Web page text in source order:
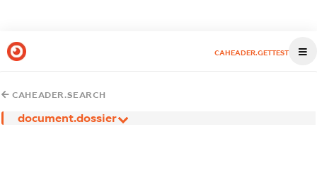
CAHEADER.GETTEST
CAHEADER.SEARCH
document.dossier